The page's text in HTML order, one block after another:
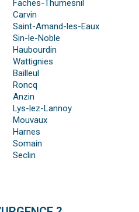
Faches-Thumesnil
Carvin
Saint-Amand-les-Eaux
Sin-le-Noble
Haubourdin
Wattignies
Bailleul
Roncq
Anzin
Lys-lez-Lannoy
Mouvaux
Harnes
Somain
Seclin